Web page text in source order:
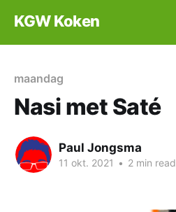
KGW Koken
maandag
Nasi met Saté
Paul Jongsma
11 okt. 2021 • 2 min read